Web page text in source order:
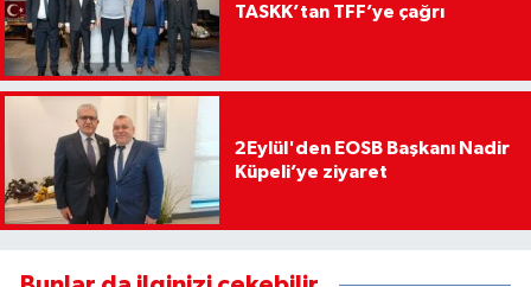
TASKK’tan TFF’ye çağrı
2Eylül'den EOSB Başkanı Nadir
Küpeli’ye ziyaret